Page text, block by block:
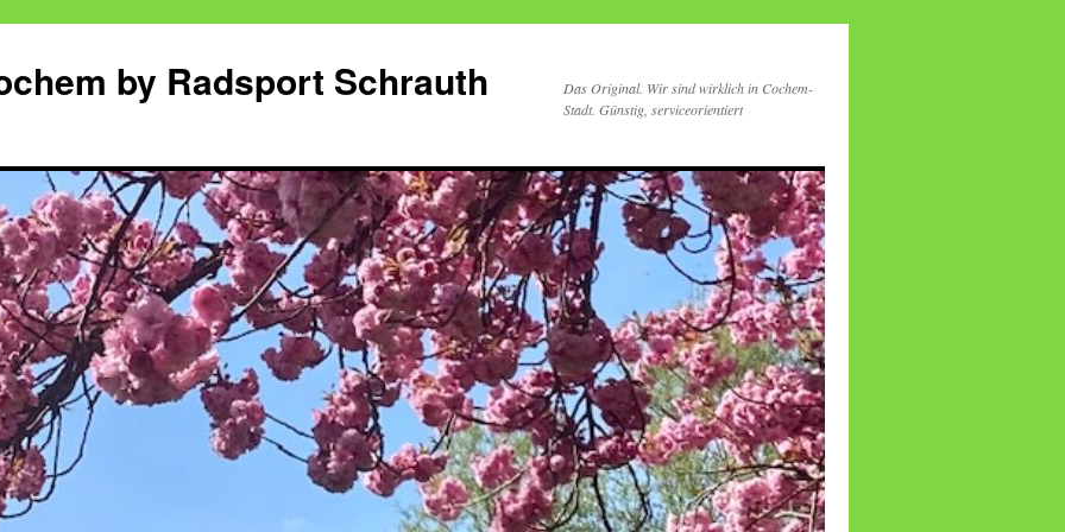
by Radsport Schrauth
Das Original. Wir sind wirklich in Cochem-
Stadt. Günstig, serviceorientiert